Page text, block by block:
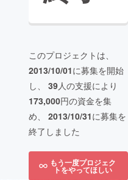
このプロジェクトは、
2013/10/01に募集を開始
し、 39人の支援により
173,000円の資金を集
め、 2013/10/31に募集を
終了しました
もう一度プロジェク
トをやってほしい